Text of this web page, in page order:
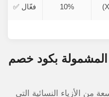
10% فعّال ✅
بكود خصم
من الأزياء النسائية التي